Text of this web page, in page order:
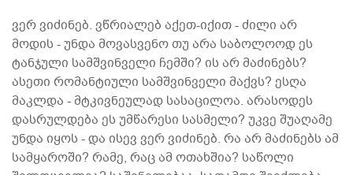
ვერ ვიძინებ. ვწრიალებ აქეთ-იქით - ძილი არ
მოდის - უნდა მოვასვენო თუ არა საბოლოოდ ეს
ტანჯული სამშვინველი ჩემში? ის არ მაძინებს?
ასეთი რომანტიული სამშვინველი მაქვს? ესღა
მაკლდა - მტკივნეულად სასაცილოა. არასოდეს
დასრულდება ეს უმწარესი სასმელი? უკვე შუაღამე
უნდა იყოს - და ისევ ვერ ვიძინებ. რა არ მაძინებს ამ
სამყაროში? რამე, რაც ამ ოთახშია? საწოლი